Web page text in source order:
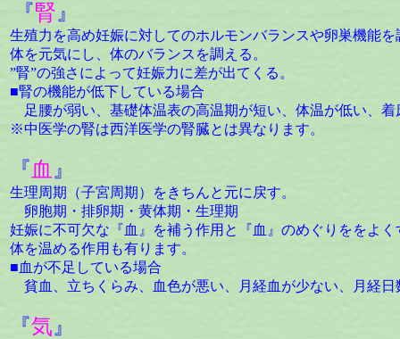
『腎 』
生殖力を高め妊娠に対してのホルモンバランスや卵巣機能を
体を元気にし、体のバランスを調える。
”腎”の強さによって妊娠力に差が出てくる。
■腎の機能が低下している場合
足腰が弱い、基礎体温表の高温期が短い、体温が低い、着
※中医学の腎は西洋医学の腎臓とは異なります。
『血 』
生理周期（子宮周期）をきちんと元に戻す。
卵胞期・排卵期・黄体期・生理期
妊娠に不可欠な『血』を補う作用と『血』のめぐりををよく
体を温める作用も有ります。
■血が不足している場合
貧血、立ちくらみ、血色が悪い、月経血が少ない、月経日
『気 』